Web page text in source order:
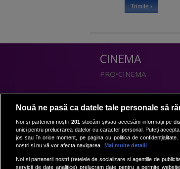
CINEMA
PRO•CINEMA
DIVERTISMENT
PRO•TV
Romanii au talent
Vocea Romaniei
Las Fierbinti
La Maruta
Nouă ne pasă ca datele tale personale să
Noi și partenerii noștri 201stocăm și/sau accesăm informații pe
unici pentru prelucrarea datelor cu caracter personal. Puteți
jos sau în orice moment, pe pagina cu politica de
noștri și nu vă vor afecta navigarea.
Mai multe detalii
Noi si partenerii nostri (retelele de socializare si agentiile de
servicii de date analitice) prelucram date pentru a permite